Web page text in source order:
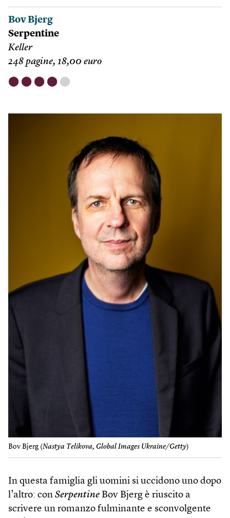
Bov Bjerg
Serpentine
Keller
248 pagine, 18,00 euro
⬤ ⬤ ⬤ ⬤ ⬤
Bov Bjerg (Nastya Telikova, Global Images Ukraine/Getty)
In questa famiglia gli uomini si uccidono uno dopo
l’altro: con Serpentine Bov Bjerg è riuscito a
scrivere un romanzo fulminante e sconvolgente